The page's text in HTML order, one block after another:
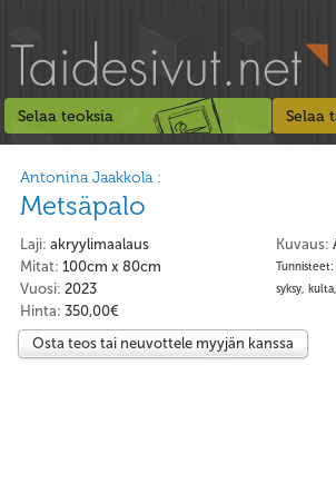
Selaa teoksia Selaa
Antonina Jaakkola :
Metsäpalo
Kuvaus:
Tunnisteet:
syksy,
Laji: akryylimaalaus
Mitat: 100cm x 80cm
Vuosi: 2023
Hinta: 350,00€
Osta teos tai neuvottele myyjän kanssa